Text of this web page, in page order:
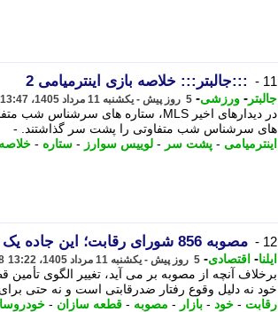
11 - :::جالبتر::: خلاصه بازی اینترمیامی 2
جالبتر - ورزشی- 5 روز پیش - یکشنبه 11 مرداد 1405، 13:47
های سرشناس شب متفاوتی را پشت سر گذاشتند. -
اینترمیامی - پشت سر - لوییس سوارز - ستاره -
12 - مصوبه 856 شورای رقابت؛ این جاده یک طرفه است
ایلنا- اقتصادی- 5 روز پیش - یکشنبه 11 مرداد 1405، 13:22
برخلاف آنچه از مصوبه بر می آید، تغییر الگوی
خود نه دلیل وقوع رفتار ضدرقابتی است و نه حتی
رقابت - خود - بازار - مصوبه - قطعه سازان -